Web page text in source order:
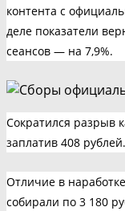
контента с
деле показатели
сеансов — на 7,9%.
Сократился разрыв
заплатив 408
Отличие в
собирали по 3 180